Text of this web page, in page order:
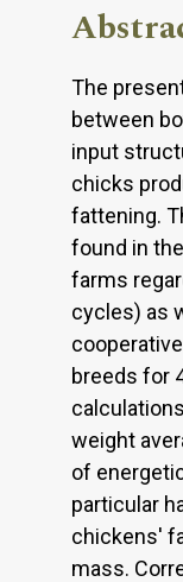
The
between
input
chicks
fattening.
found in
farms
cycles) as
breeds for
weight
of
particular
chickens'
mass.